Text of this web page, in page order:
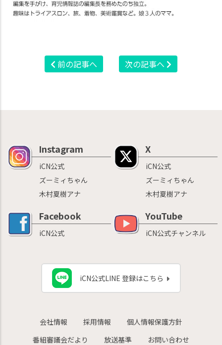
前の記事へ 次の記事へ
Instagram
iCN公式
ズーミィちゃん
木村夏樹アナ
X
iCN公式
ズーミィちゃん
木村夏樹アナ
Facebook
iCN公式
YouTube
iCN公式チャンネル
iCN公式LINE 登録はこちら
会社情報 採用情報
個人情報保護方針
番組審議会だより
放送基準 お問い合わせ